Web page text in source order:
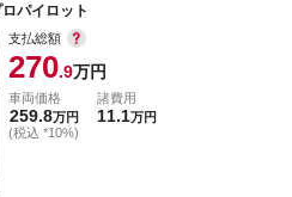
パイロット
支払総額
270.9万円
車両価格
259.8万円
(税込 *10%)
諸費用
11.1万円